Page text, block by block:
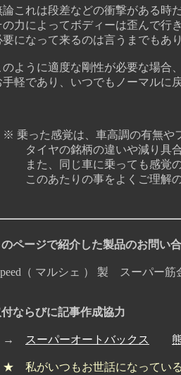
れは段差などの衝撃がある時だ
によってボディーは歪んで行き
なって来るのは言うまでもあ
うに適度な剛性が必要な場合、
であり、いつでもノーマルに戻
た感覚は、車高調の有無やフ
の銘柄の違いや減り具合、
同じ車に乗っても感覚の個
たりの事をよくご理解の上
ページで紹介した製品のお問い
（ マルシェ ） 製 スー
ならびに記事作成協力
スーパーオートバックス
★ 私がいつもお世話になってい